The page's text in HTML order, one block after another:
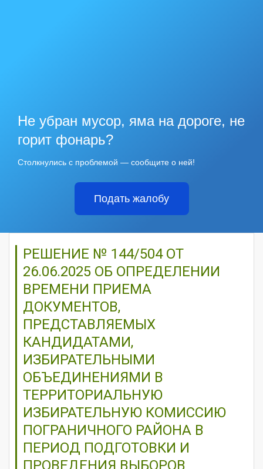
Не убран мусор, яма на дороге, не
горит фонарь?
Столкнулись с проблемой — сообщите о ней!
Подать жалобу
РЕШЕНИЕ № 144/504 ОТ
26.06.2025 ОБ ОПРЕДЕЛЕНИИ
ВРЕМЕНИ ПРИЕМА
ДОКУМЕНТОВ,
ПРЕДСТАВЛЯЕМЫХ
КАНДИДАТАМИ,
ИЗБИРАТЕЛЬНЫМИ
ОБЪЕДИНЕНИЯМИ В
ТЕРРИТОРИАЛЬНУЮ
ИЗБИРАТЕЛЬНУЮ КОМИССИЮ
ПОГРАНИЧНОГО РАЙОНА В
ПЕРИОД ПОДГОТОВКИ И
ПРОВЕДЕНИЯ ВЫБОРОВ